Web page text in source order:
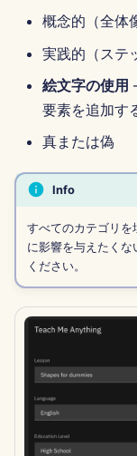
2025年4月18日
2025年4月11日
2025年4月4日
2025年3月28日
2025年3月21日
2025年3月14日
2025年3月7日
2025年2月28日
2025年2月21日
2025年2月14日
概念的（全体
実践的（ステ
絵文字の使用
要素を追加す
真または偽
Info
すべてのカテゴリを
に影響を与えたく
ください。